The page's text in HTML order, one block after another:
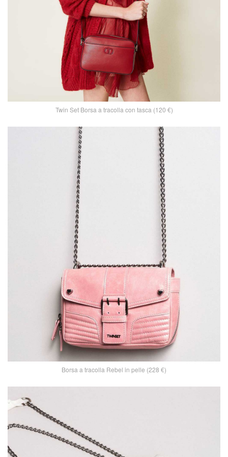
Twin Set Borsa a tracolla con tasca (120 €)
Borsa a tracolla Rebel in pelle (228 €)